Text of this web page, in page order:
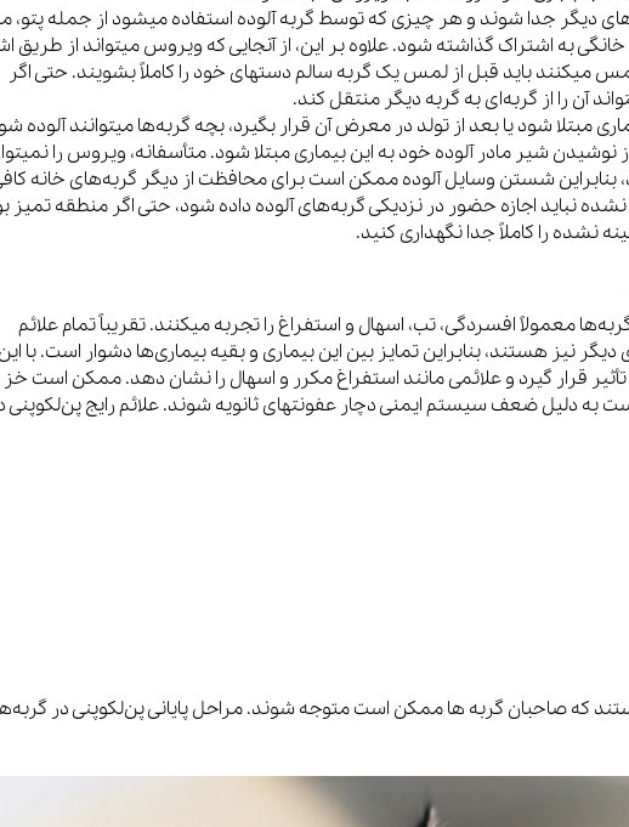
های دیگر جدا شوند و هر چیزی که توسط گربه آلوده استفاده میشود از جمله پتو،
به اشتراک گذاشته شود. علاوه بر این، از آنجایی که ویروس میتواند از طریق
میکنند باید قبل از لمس یک گربه سالم دستهای خود را کاملاً بشویند. حتی اگر
آن را از گربه‌ای به گربه دیگر منتقل کند.
مبتلا شود یا بعد از تولد در معرض آن قرار بگیرد، بچه گربه‌ها میتوانند آلوده
شیر مادر آلوده خود به این بیماری مبتلا شود. متأسفانه، ویروس را
بنابراین شستن وسایل آلوده ممکن است برای محافظت از دیگر گربه‌های خانه
نباید اجازه حضور در نزدیکی گربه‌های آلوده داده شود، حتی اگر منطقه تمیز
نشده را کاملاً جدا نگهداری کنید.
معمولاً افسردگی، تب، اسهال و استفراغ را تجربه میکنند. تقریباً تمام علائم
نیز هستند، بنابراین تمایز بین این بیماری و بقیه بیماری‌ها دشوار است. با
قرار گیرد و علائمی مانند استفراغ مکرر و اسهال را نشان دهد. ممکن است خز
دلیل ضعف سیستم ایمنی دچار عفونتهای ثانویه شوند. علائم رایج پن‌لکوپنی
که صاحبان گربه ها ممکن است متوجه شوند. مراحل پایانی پن‌لکوپنی در